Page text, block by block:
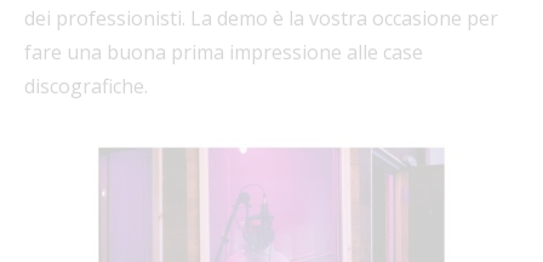
dei professionisti. La demo è la vostra occasione per
fare una buona prima impressione alle case
discografiche.